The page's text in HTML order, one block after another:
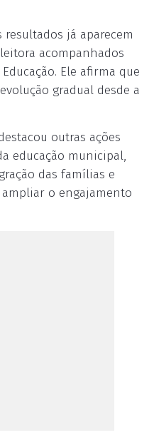
já aparecem
acompanhados
Ele afirma que
gradual desde a
outras ações
educação municipal,
das famílias e
o engajamento